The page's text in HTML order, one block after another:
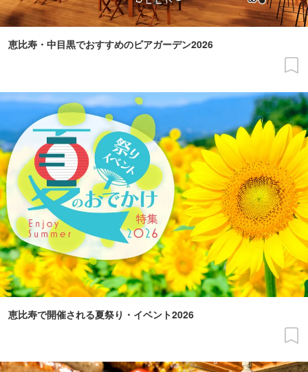
恵比寿・中目黒でおすすめのビアガーデン2026
恵比寿で開催される夏祭り・イベント2026